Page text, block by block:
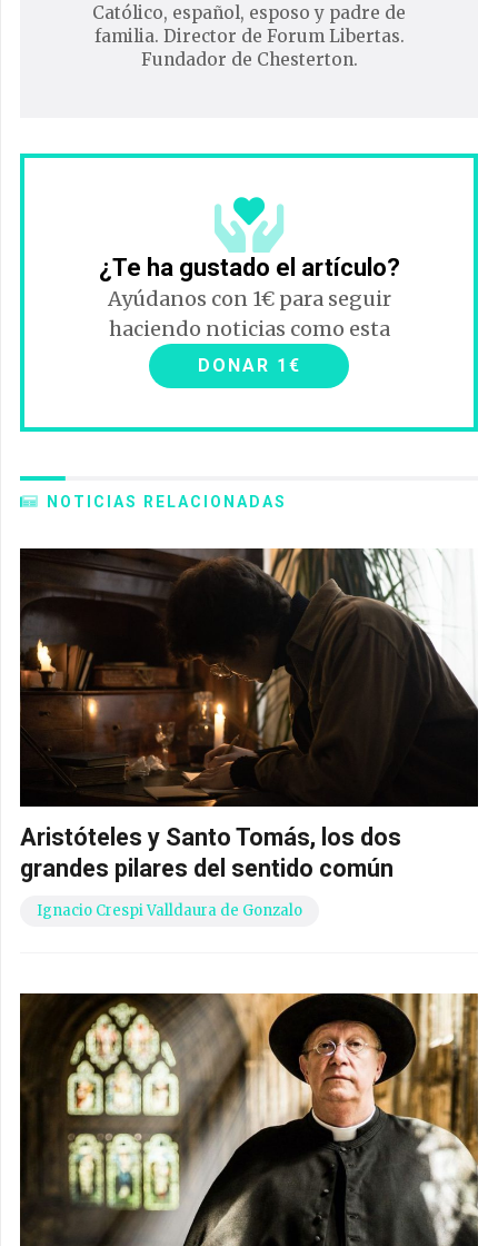
Católico, español, esposo y padre de
familia. Director de Forum Libertas.
Fundador de Chesterton.
¿Te ha gustado el artículo?
Ayúdanos con 1€ para seguir
haciendo noticias como esta
DONAR 1€
NOTICIAS RELACIONADAS
Aristóteles y Santo Tomás, los dos
grandes pilares del sentido común
Ignacio Crespi Valldaura de Gonzalo